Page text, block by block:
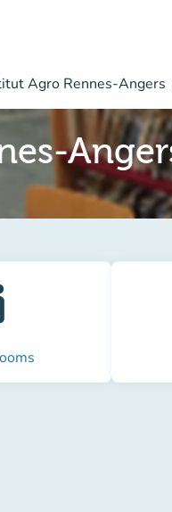
Agro Rennes-Angers